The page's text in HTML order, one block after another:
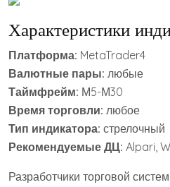
Характеристики
Платформа: MetaTrader4
Валютные пары: любые
Таймфрейм: М5-М30
Время торговли: любое
Тип индикатора: стрелочный
Рекомендуемые ДЦ: Alpari,
Разработчики торговой